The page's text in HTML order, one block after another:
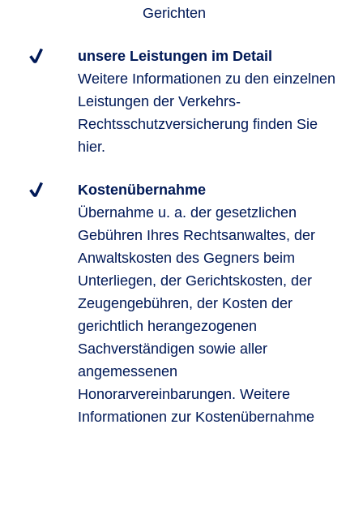
Gerichten
unsere Leistungen im Detail
Weitere Informationen zu den einzelnen
Leistungen der Verkehrs-
Rechtsschutzversicherung finden Sie
hier.
Kostenübernahme
Übernahme u. a. der gesetzlichen
Gebühren Ihres Rechtsanwaltes, der
Anwaltskosten des Gegners beim
Unterliegen, der Gerichtskosten, der
Zeugengebühren, der Kosten der
gerichtlich herangezogenen
Sachverständigen sowie aller
angemessenen
Honorarvereinbarungen. Weitere
Informationen zur Kostenübernahme